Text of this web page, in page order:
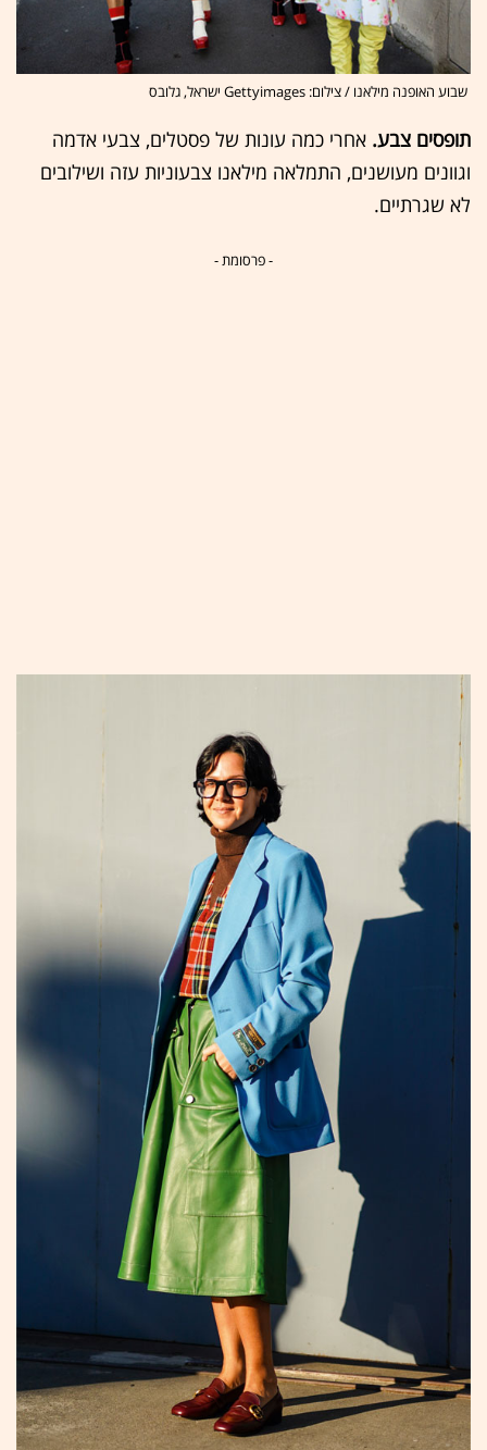
שבוע האופנה מילאנו / צילום: Gettyimages ישראל, גלובס
תופסים צבע. אחרי כמה עונות של פסטלים, צבעי אדמה
וגוונים מעושנים, התמלאה מילאנו צבעוניות עזה ושילובים
לא שגרתיים.
- פרסומת -